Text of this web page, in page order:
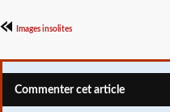
Images insolites
Commenter cet article